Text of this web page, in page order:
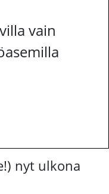
vain
nyt ulkona